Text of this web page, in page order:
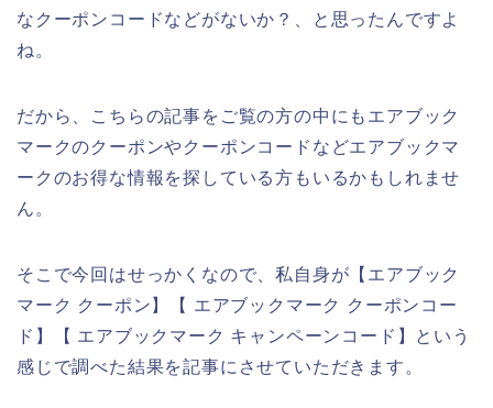
なクーポンコードなどがないか？、と思ったんですよ
ね。
だから、こちらの記事をご覧の方の中にもエアブック
マークのクーポンやクーポンコードなどエアブックマ
ークのお得な情報を探している方もいるかもしれませ
ん。
そこで今回はせっかくなので、私自身が【エアブック
マーク クーポン】【 エアブックマーク クーポンコー
ド】【 エアブックマーク キャンペーンコード】という
感じで調べた結果を記事にさせていただきます。